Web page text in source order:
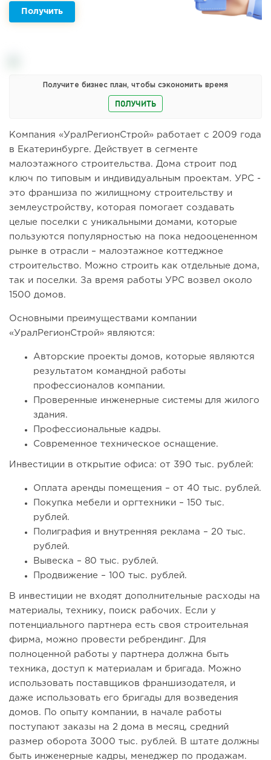
Получить
Получите бизнес план, чтобы сэкономить время
ПОЛУЧИТЬ
Компания «УралРегионСтрой» работает c 2009 года
в Екатеринбурге. Действует в сегменте
малоэтажного строительства. Дома строит под
ключ по типовым и индивидуальным проектам. УРС -
это франшиза по жилищному строительству и
землеустройству, которая помогает создавать
целые поселки с уникальными домами, которые
пользуются популярностью на пока недооцененном
рынке в отрасли – малоэтажное коттеджное
строительство. Можно строить как отдельные дома,
так и поселки. За время работы УРС возвел около
1500 домов.
Основными преимуществами компании
«УралРегионСтрой» являются:
Авторские проекты домов, которые являются
результатом командной работы
профессионалов компании.
Проверенные инженерные системы для жилого
здания.
Профессиональные кадры.
Современное техническое оснащение.
Инвестиции в открытие офиса: от 390 тыс. рублей:
Оплата аренды помещения – от 40 тыс. рублей.
Покупка мебели и оргтехники – 150 тыс.
рублей.
Полиграфия и внутренняя реклама – 20 тыс.
рублей.
Вывеска – 80 тыс. рублей.
Продвижение – 100 тыс. рублей.
В инвестиции не входят дополнительные расходы на
материалы, технику, поиск рабочих. Если у
потенциального партнера есть своя строительная
фирма, можно провести ребрендинг. Для
полноценной работы у партнера должна быть
техника, доступ к материалам и бригада. Можно
использовать поставщиков франшизодателя, и
даже использовать его бригады для возведения
домов. По опыту компании, в начале работы
поступают заказы на 2 дома в месяц, средний
размер оборота 3000 тыс. рублей. В штате должны
быть инженерные кадры, менеджер по продажам.